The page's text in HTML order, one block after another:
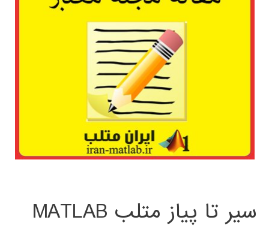
سیر تا پیاز متلب MATLAB